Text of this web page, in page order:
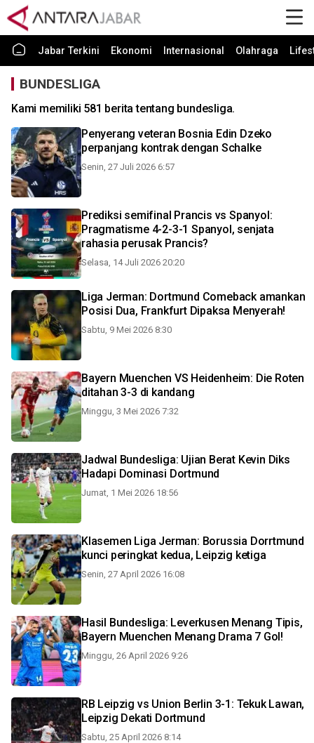
Jabar Terkini Ekonomi Internasional Olahraga
BUNDESLIGA
Kami memiliki 581 berita tentang bundesliga.
Penyerang veteran Bosnia Edin Dzeko
perpanjang kontrak dengan Schalke
Senin, 27 Juli 2026 6:57
Prediksi semifinal Prancis vs Spanyol:
Pragmatisme 4-2-3-1 Spanyol, senjata
rahasia perusak Prancis?
Selasa, 14 Juli 2026 20:20
Liga Jerman: Dortmund Comeback amankan
Posisi Dua, Frankfurt Dipaksa Menyerah!
Sabtu, 9 Mei 2026 8:30
Bayern Muenchen VS Heidenheim: Die Roten
ditahan 3-3 di kandang
Minggu, 3 Mei 2026 7:32
Jadwal Bundesliga: Ujian Berat Kevin Diks
Hadapi Dominasi Dortmund
Jumat, 1 Mei 2026 18:56
Klasemen Liga Jerman: Borussia Dorrtmund
kunci peringkat kedua, Leipzig ketiga
Senin, 27 April 2026 16:08
Hasil Bundesliga: Leverkusen Menang Tipis,
Bayern Muenchen Menang Drama 7 Gol!
Minggu, 26 April 2026 9:26
RB Leipzig vs Union Berlin 3-1: Tekuk Lawan,
Leipzig Dekati Dortmund
Sabtu, 25 April 2026 8:14